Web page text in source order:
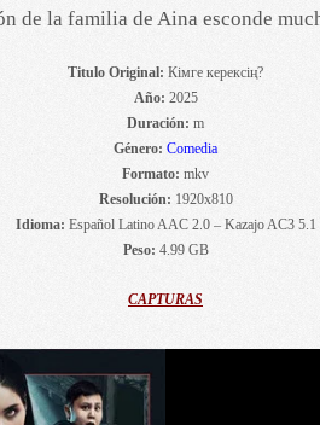
de la familia de Aina esconde
Titulo Original: Кімге керексің?
Año: 2025
Duración: m
Género: Comedia
Formato: mkv
Resolución: 1920x810
Idioma: Español Latino AAC 2.0 – Kazajo AC3 5.1
Peso: 4.99 GB
CAPTURAS